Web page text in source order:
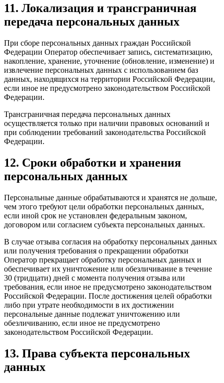
11. Локализация и трансграничная
передача персональных данных
При сборе персональных данных граждан Российской
Федерации Оператор обеспечивает запись, систематизацию,
накопление, хранение, уточнение (обновление, изменение) и
извлечение персональных данных с использованием баз
данных, находящихся на территории Российской Федерации,
если иное не предусмотрено законодательством Российской
Федерации.
Трансграничная передача персональных данных
осуществляется только при наличии правовых оснований и
при соблюдении требований законодательства Российской
Федерации.
12. Сроки обработки и хранения
персональных данных
Персональные данные обрабатываются и хранятся не дольше,
чем этого требуют цели обработки персональных данных,
если иной срок не установлен федеральным законом,
договором или согласием субъекта персональных данных.
В случае отзыва согласия на обработку персональных данных
или получения требования о прекращении обработки
Оператор прекращает обработку персональных данных и
обеспечивает их уничтожение или обезличивание в течение
30 (тридцати) дней с момента получения отзыва или
требования, если иное не предусмотрено законодательством
Российской Федерации. После достижения целей обработки
либо при утрате необходимости в их достижении
персональные данные подлежат уничтожению или
обезличиванию, если иное не предусмотрено
законодательством Российской Федерации.
13. Права субъекта персональных
данных